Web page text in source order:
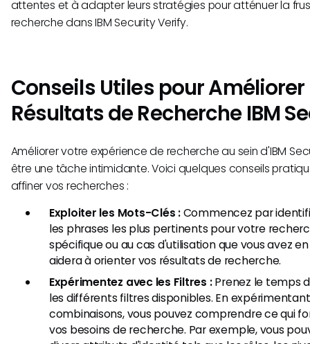
attentes et à adapter leurs stratégies pour atténuer la
recherche dans IBM Security Verify.
Conseils Utiles pour Améliorer
Résultats de Recherche IBM
Améliorer votre expérience de recherche au sein d'IBM
être une tâche intimidante. Voici quelques conseils
affiner vos recherches :
Exploiter les Mots-Clés :Commencez par
les phrases les plus pertinents pour votre
spécifique ou au cas d'utilisation que vous avez
aidera à orienter vos résultats de recherche.
Expérimentez avec les Filtres :Prenez le temps
les différents filtres disponibles. En
combinaisons, vous pouvez comprendre ce qui
vos besoins de recherche. Par exemple, vous